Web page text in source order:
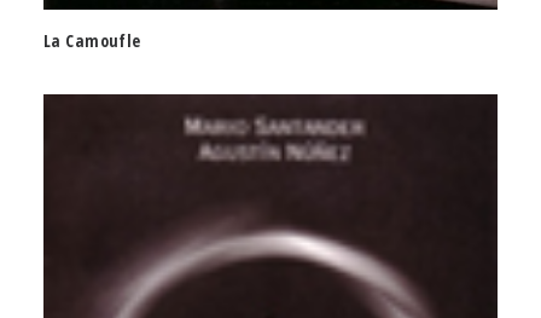
La Camoufle